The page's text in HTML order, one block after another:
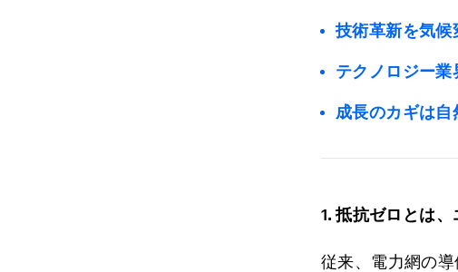
技術革新を気
テクノロジー
成長のカギは自
1.抵抗ゼロとは
従来、電力網の